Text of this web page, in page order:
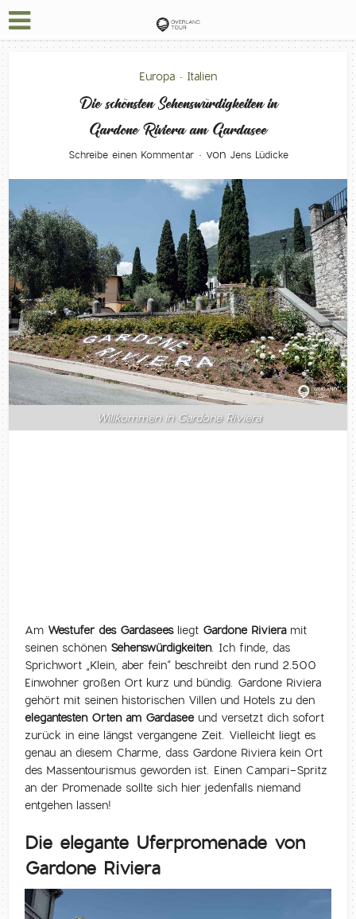
Europa • Italien
Die schönsten Sehenswürdigkeiten in
Gardone Riviera am Gardasee
Schreibe einen Kommentar von Jens Lüdicke
Willkommen in Gardone Riviera
Am Westufer des Gardaseesliegt Gardone Rivieramit
seinen schönen Sehenswürdigkeiten. Ich finde, das
Sprichwort „Klein, aber fein“ beschreibt den rund 2.500
Einwohner großen Ort kurz und bündig. Gardone Riviera
gehört mit seinen historischen Villen und Hotels zu den
elegantesten Orten am Gardaseeund versetzt dich sofort
zurück in eine längst vergangene Zeit. Vielleicht liegt es
genau an diesem Charme, dass Gardone Riviera kein Ort
des Massentourismus geworden ist. Einen Campari-Spritz
an der Promenade sollte sich hier jedenfalls niemand
entgehen lassen!
Die elegante Uferpromenade von
Gardone Riviera